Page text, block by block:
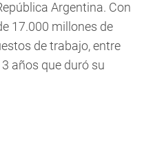
Argentina. Con
17.000 millones de
de trabajo, entre
años que duró su